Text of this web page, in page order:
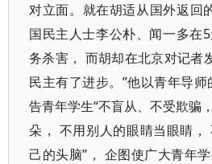
对立面。就在胡适从国外返回
国民主人士李公朴、闻一多在
务杀害， 而胡却在北京对记者
民主有了进步。”他以青年导
告青年学生“不盲从、不受欺骗
朵， 不用别人的眼睛当眼睛，
己的头脑”， 企图使广大青年